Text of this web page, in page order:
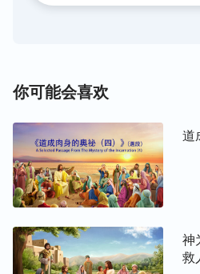
人能从外表看出主耶稣是基
能发现他的人性里面还隐藏
真理，作了救赎人类的工作
柄、有能力时，人才开始跟
活向人显现，人才真实看见
督、是神的显现。如果他不
的显现，也没有人能认识他
为，如果真是神道成的肉身
你可能会喜欢
道
神
救